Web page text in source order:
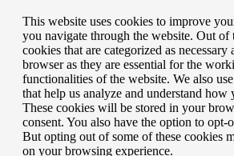
This website uses cookies to improve
you navigate through the website. Out of
cookies that are categorized as necessary
browser as they are essential for the
functionalities of the website. We also
that help us analyze and understand how
These cookies will be stored in your
consent. You also have the option to opt-
But opting out of some of these cookies
on your browsing experience.